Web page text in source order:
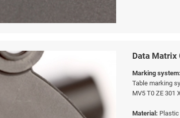
Data Matrix
Marking system:
Table marking
MV5 T0 ZE 301
Material: Plastic